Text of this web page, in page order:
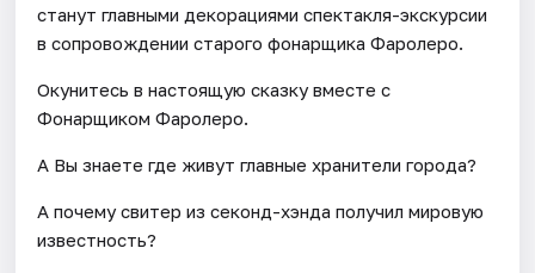
станут главными декорациями спектакля-экскурсии
в сопровождении старого фонарщика Фаролеро.
Окунитесь в настоящую сказку вместе с
Фонарщиком Фаролеро.
А Вы знаете где живут главные хранители города?
А почему свитер из секонд-хэнда получил мировую
известность?